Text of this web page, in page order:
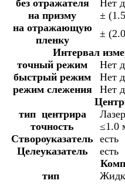
без отражателя
Нет
на призму
±
на отражающую
пленку
±
Интервал
точный режим
Нет
быстрый режим
Нет
режим слежения
Нет
тип центрира
точность
≤1.0
Створоуказатель есть
Целеуказатель
есть
тип